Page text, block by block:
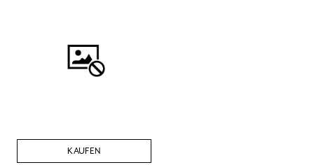
KAUFEN